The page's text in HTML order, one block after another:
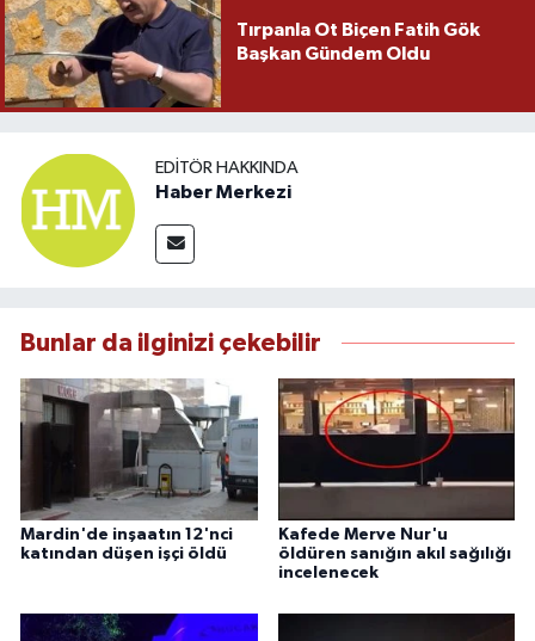
Tırpanla Ot Biçen Fatih Gök
Başkan Gündem Oldu
EDITÖR HAKKINDA
Haber Merkezi
Bunlar da ilginizi çekebilir
Mardin'de inşaatın 12'nci
katından düşen işçi öldü
Kafede Merve Nur'u
öldüren sanığın akıl sağılığı
incelenecek